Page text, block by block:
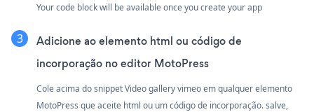
Your code block will be available once you create your app
Adicione ao elemento html ou código de
incorporação no editor MotoPress
Cole acima do snippet Video gallery vimeo em qualquer elemento
MotoPress que aceite html ou um código de incorporação. salve,